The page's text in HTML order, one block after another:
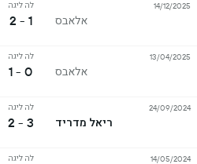
אלאבס
לה ליגה
1 - 2
14/12/2025
אלאבס
לה ליגה
0 - 1
13/04/2025
ריאל מדריד
לה ליגה
3 - 2
24/09/2024
לה ליגה 14/05/2024